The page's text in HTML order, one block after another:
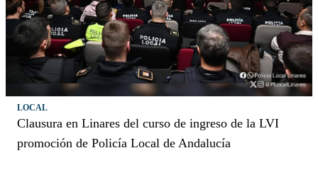
LOCAL
Clausura en Linares del curso de ingreso de la LVI
promoción de Policía Local de Andalucía